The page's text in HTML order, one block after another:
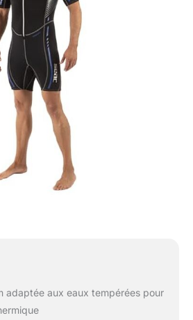
adaptée aux eaux tempérées pour